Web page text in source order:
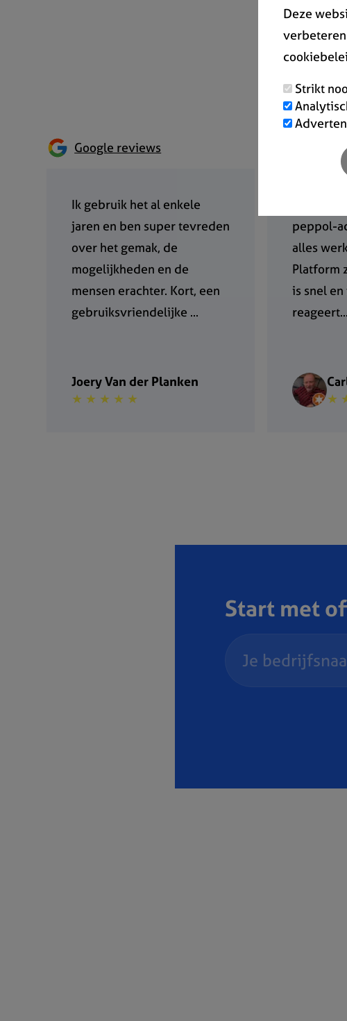
Google reviews
Ik gebruik het al enkele
jaren en ben super tevreden
over het gemak, de
mogelijkheden en de
mensen erachter. Kort, een
gebruiksvriendelijke ...
Joery Van der Planken
★ ★ ★ ★ ★
peppol-
alles
Platform
is snel
reageert...
★
Start met
Deze
Strikt